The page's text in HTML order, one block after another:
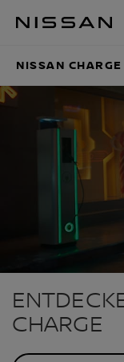
Hauptinhalt
NISSAN CHARGE
CHARGE